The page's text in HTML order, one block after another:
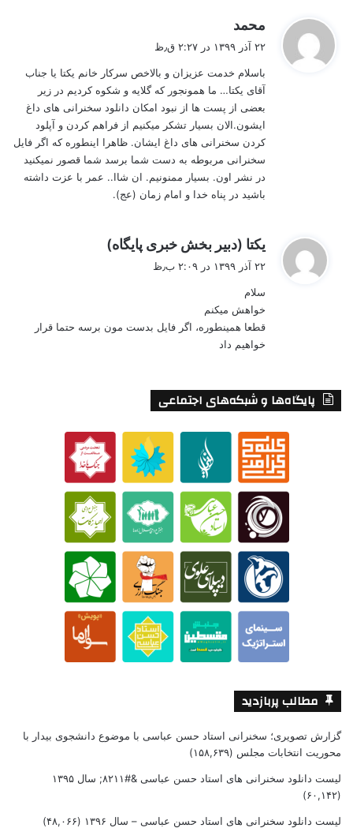
محمد
:
۲۲ آذر ۱۳۹۹ در ۲:۲۷ ق٫ظ
باسلام خدمت عزیزان و بالاخص سرکار خانم یکتا یا جناب
آقای یکتا… ما همونجور که گلایه و شکوه کردیم در زیر
بعضی از پست ها از نبود امکان دانلود سخنرانی های داغ
ایشون.الان بسیار تشکر میکنیم از فراهم کردن و آپلود
کردن سخنرانی های داغ ایشان. ظاهرا اینطوره که اگر فایل
سخنرانی مربوطه به دست شما برسد شما قصور نمیکنید
در نشر اون. بسیار ممنونیم. ان شاا.. عمر با عزت داشته
باشید در پناه خدا و امام زمان (عج).
یکتا (دبیر بخش خبری پایگاه)
۲۲ آذر ۱۳۹۹ در ۲:۰۹ ب٫ظ
سلام
خواهش میکنم
قطعا همینطوره، اگر فایل بدست مون برسه حتما قرار
خواهیم داد
پایگاه‌ها و شبکه‌های اجتماعی
مطالب پربازدید
گزارش تصویری؛ سخنرانی استاد حسن عباسی با موضوع دانشجوی بیدار با
محوریت انتخابات مجلس (۱۵۸,۶۳۹)
لیست دانلود سخنرانی های استاد حسن عباسی &#۸۲۱۱; سال ۱۳۹۵
(۶۰,۱۴۲)
لیست دانلود سخنرانی های استاد حسن عباسی – سال ۱۳۹۶ (۴۸,۰۶۶)